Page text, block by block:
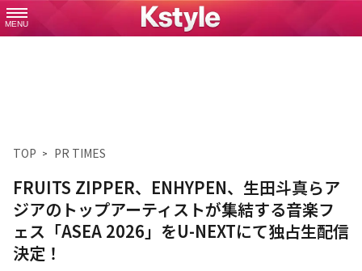
MENU
TOP PR TIMES
FRUITS ZIPPER、ENHYPEN、生田斗真らア
ジアのトップアーティストが集結する音楽フ
ェス「ASEA 2026」をU-NEXTにて独占生配信
決定！